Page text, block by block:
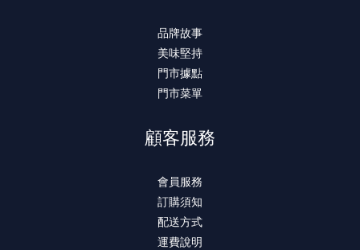
品牌故事
美味堅持
門市據點
門市菜單
顧客服務
會員服務
訂購須知
配送方式
運費說明